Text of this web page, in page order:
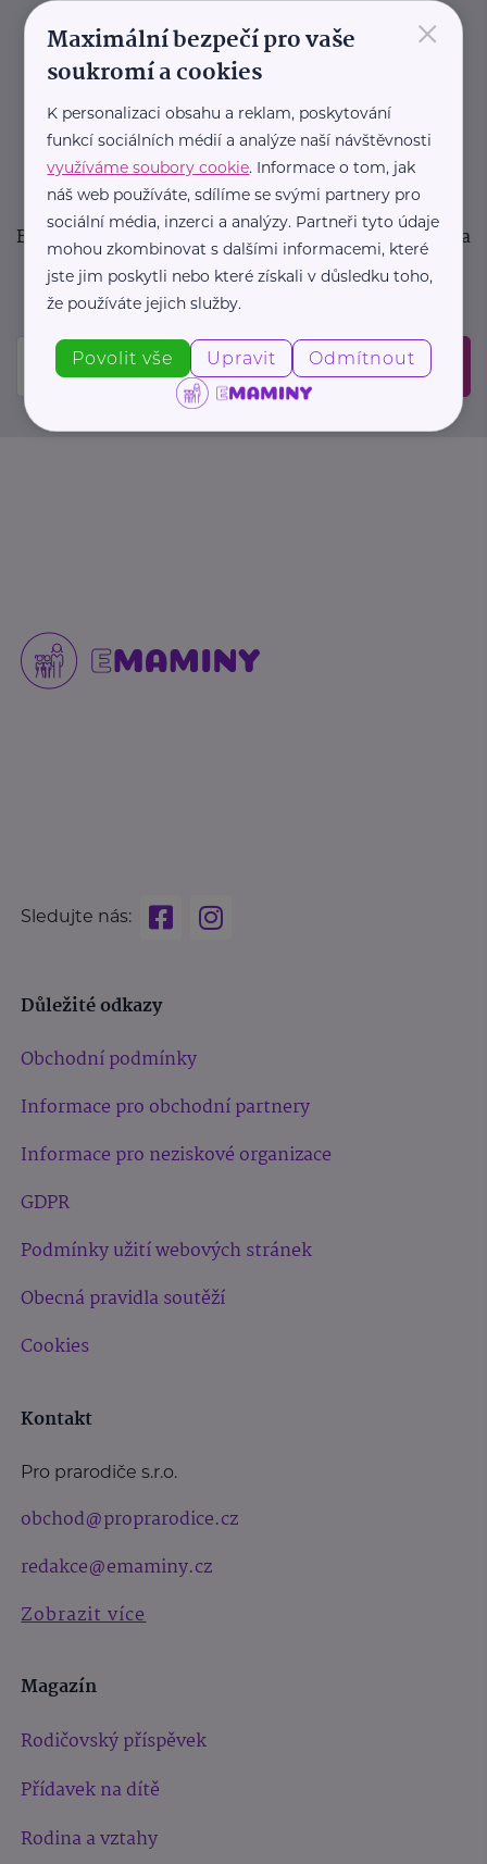
Newsletter
Pravidelný přísun novinek, inspirace na každý den,
podpora pro rodiče i sdílení zkušeností. Takový je
Newsletter webu eMaminy.cz. Přihlaste se k jeho
odběru a čtěte o tématech, které vám pomohou
v náročném období nebo zpříjemní rodinný život.
Buďte první, kdo se dozví o nových článcích, akcích a
událostech. Prosíme, potvrďte odběr ve vaší e-
mailové schránce.
Odeslat
Sledujte nás:
Důležité odkazy
Obchodní podmínky
Informace pro obchodní partnery
Informace pro neziskové organizace
GDPR
Podmínky užití webových stránek
Obecná pravidla soutěží
Cookies
Kontakt
Pro prarodiče s.r.o.
obchod@proprarodice.cz
redakce@emaminy.cz
Zobrazit více
Magazín
Rodičovský příspěvek
Přídavek na dítě
Rodina a vztahy
×
Maximální bezpečí pro vaše
soukromí a cookies
K personalizaci obsahu a reklam, poskytování
funkcí sociálních médií a analýze naší návštěvnosti
využíváme soubory cookie. Informace o tom, jak
náš web používáte, sdílíme se svými partnery pro
sociální média, inzerci a analýzy. Partneři tyto údaje
mohou zkombinovat s dalšími informacemi, které
jste jim poskytli nebo které získali v důsledku toho,
že používáte jejich služby.
Povolit vše Upravit Odmítnout